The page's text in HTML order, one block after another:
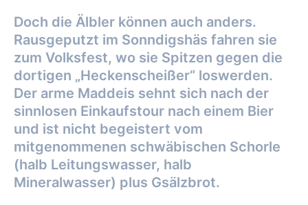
Doch die Älbler können auch anders.
Rausgeputzt im Sonndigshäs fahren sie
zum Volksfest, wo sie Spitzen gegen die
dortigen „Heckenscheißer“ loswerden.
Der arme Maddeis sehnt sich nach der
sinnlosen Einkaufstour nach einem Bier
und ist nicht begeistert vom
mitgenommenen schwäbischen Schorle
(halb Leitungswasser, halb
Mineralwasser) plus Gsälzbrot.